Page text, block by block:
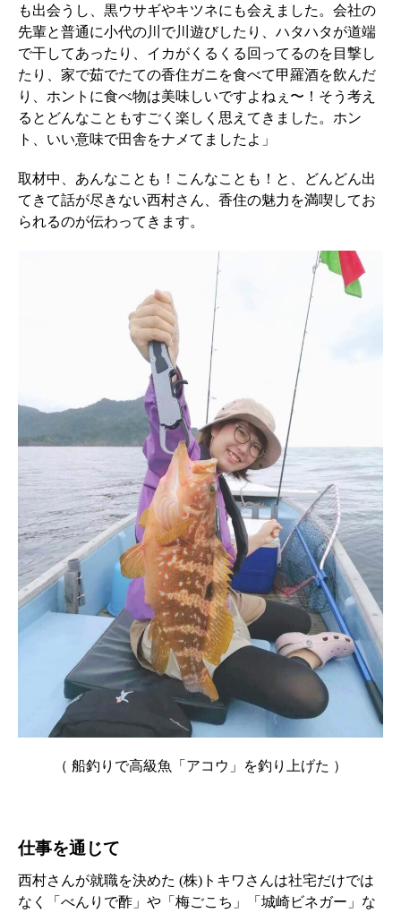
も出会うし、黒ウサギやキツネにも会えました。会社の
先輩と普通に小代の川で川遊びしたり、ハタハタが道端
で干してあったり、イカがくるくる回ってるのを目撃し
たり、家で茹でたての香住ガニを食べて甲羅酒を飲んだ
り、ホントに食べ物は美味しいですよねぇ〜！そう考え
るとどんなこともすごく楽しく思えてきました。ホン
ト、いい意味で田舎をナメてましたよ」
取材中、あんなことも！こんなことも！と、どんどん出
てきて話が尽きない西村さん、香住の魅力を満喫してお
られるのが伝わってきます。
（ 船釣りで高級魚「アコウ」を釣り上げた ）
仕事を通じて
西村さんが就職を決めた (株)トキワさんは社宅だけでは
なく「べんりで酢」や「梅ごこち」「城崎ビネガー」な